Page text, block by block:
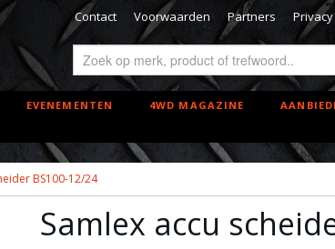
Contact Voorwaarden Partners Privacy
EVENEMENTEN 4WD MAGAZINE
BS100-12/24
Samlex accu